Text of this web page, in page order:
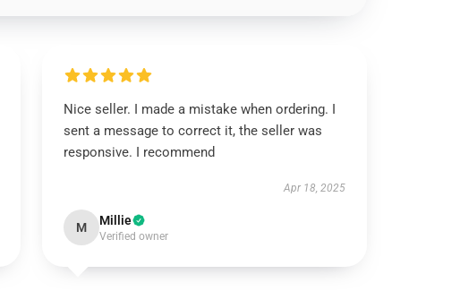
Nice seller. I made a mistake when ordering. I
sent a message to correct it, the seller was
responsive. I recommend
Apr 18, 2025
M Millie
Verified owner